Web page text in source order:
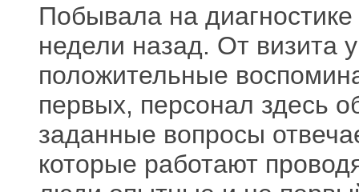
Побывала на
недели назад. От визита
положительные
первых, персонал здесь
заданные вопросы
которые работают